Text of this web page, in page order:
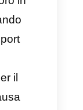
uno
tua